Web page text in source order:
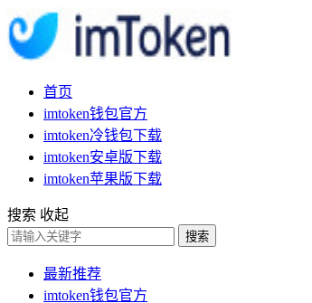
首页
imtoken钱包官方
imtoken冷钱包下载
imtoken安卓版下载
imtoken苹果版下载
搜索 收起
搜索
最新推荐
imtoken钱包官方